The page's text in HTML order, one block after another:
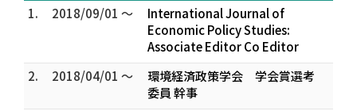
1.
2018/09/01 ～
International Journal of
Economic Policy Studies:
Associate Editor Co Editor
2.
2018/04/01 ～
環境経済政策学会 学会賞選考
委員 幹事